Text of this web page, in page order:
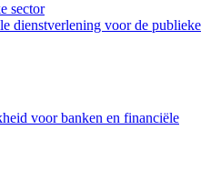
sector
dienstverlening voor de publieke
voor banken en financiële